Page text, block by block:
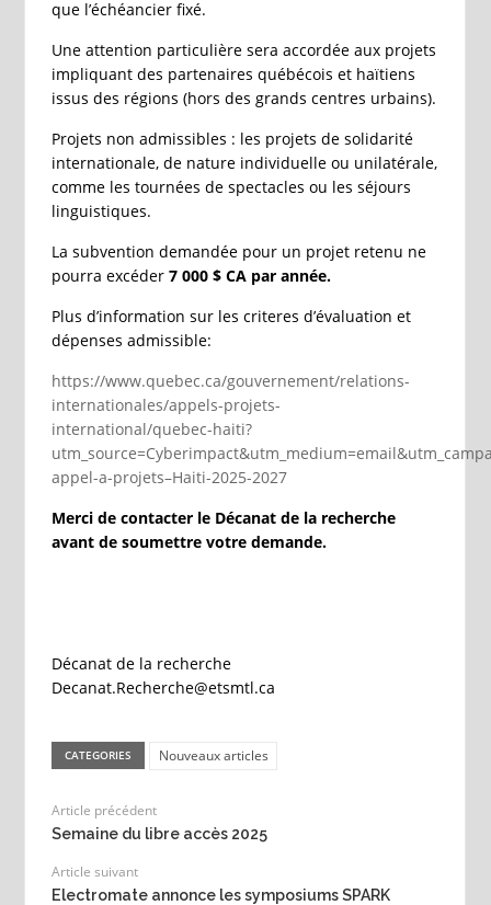
que l’échéancier fixé.
Une attention particulière sera accordée aux projets
impliquant des partenaires québécois et haïtiens
issus des régions (hors des grands centres urbains).
Projets non admissibles : les projets de solidarité
internationale, de nature individuelle ou unilatérale,
comme les tournées de spectacles ou les séjours
linguistiques.
La subvention demandée pour un projet retenu ne
pourra excéder 7 000 $ CA par année.
Plus d’information sur les criteres d’évaluation et
dépenses admissible:
https://www.quebec.ca/gouvernement/relations-
internationales/appels-projets-
international/quebec-haiti?
appel-a-projets–Haiti-2025-2027
Merci de contacter le Décanat de la recherche
avant de soumettre votre demande.
Décanat de la recherche
Decanat.Recherche@etsmtl.ca
CATEGORIES Nouveaux articles
Article précédent
Semaine du libre accès 2025
Article suivant
Electromate annonce les symposiums SPARK